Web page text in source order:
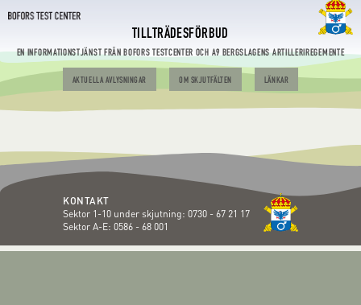
TILLTRÄDESFÖRBUD
EN INFORMATIONSTJÄNST FRÅN BOFORS TESTCENTER OCH A9 BERGSLAGENS ARTILLERIREGEMENTE
AKTUELLA AVLYSNINGAR OM SKJUTFÄLTEN LÄNKAR
KONTAKT
Sektor 1-10 under skjutning: 0730 - 67 21 17
Sektor A-E: 0586 - 68 001